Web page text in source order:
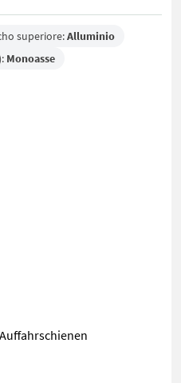
superiore:Alluminio
Monoasse